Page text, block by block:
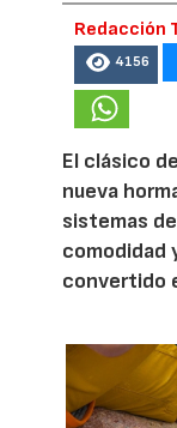
Redacción
4156
El clásico
nueva
sistemas
comodidad
convertido